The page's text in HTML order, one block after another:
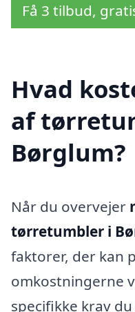
Få 3 tilbud,
Hvad
af
Børglum?
Når du overvejer
tørretumbler i
faktorer, der kan
omkostningerne
specifikke krav